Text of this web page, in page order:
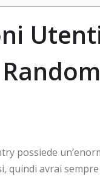
possiede
quindi avrai sempre